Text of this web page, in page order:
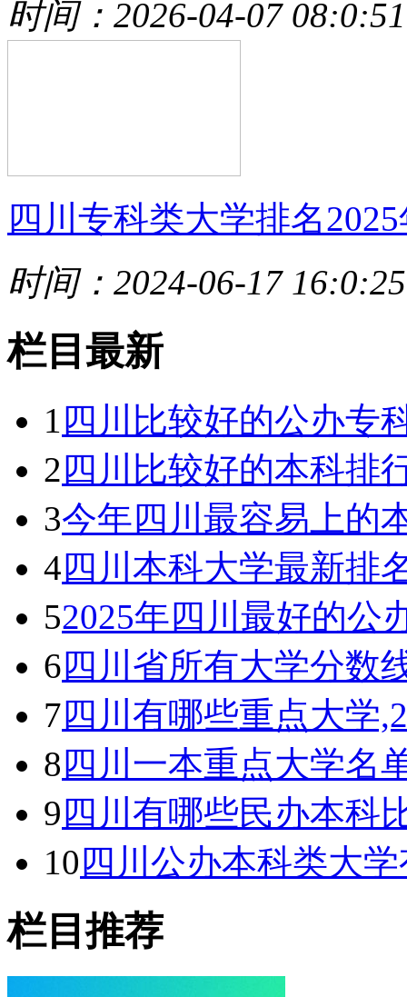
时间：2026-04-07 08:0:51
四川专科类大学排名
时间：2024-06-17 16:0:25
栏目最新
1 四川比较好的公办专
2 四川比较好的本科排
3今年四川最容易上的
4四川本科大学最新排
52025年四川最好的公
6四川省所有大学分数
7四川有哪些重点大学
8 四川一本重点大学名
9 四川有哪些民办本科
10 四川公办本科类大
栏目推荐